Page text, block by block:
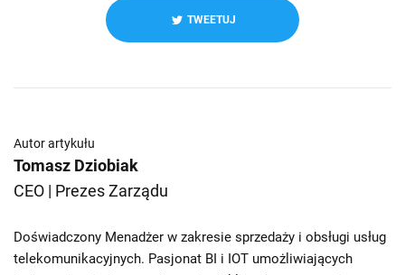
TWEETUJ
Autor artykułu
Tomasz Dziobiak
CEO | Prezes Zarządu
Doświadczony Menadżer w zakresie sprzedaży i obsługi usług
telekomunikacyjnych. Pasjonat BI i IOT umożliwiających